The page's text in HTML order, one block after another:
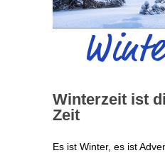
Winterzeit ist
Zeit
Es ist Winter, es ist